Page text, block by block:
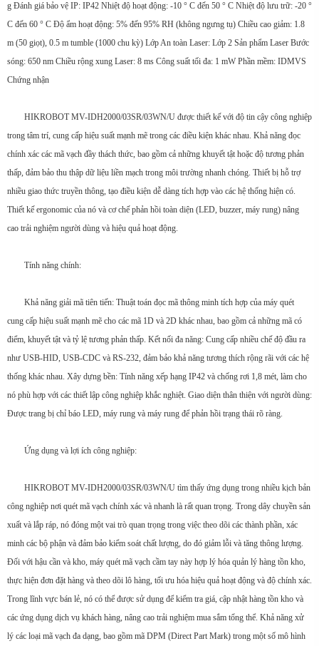
g Đánh giá bảo vệ IP: IP42 Nhiệt độ hoạt động: -10 ° C đến 50 ° C Nhiệt độ lưu trữ: -20 °
C đến 60 ° C Độ ẩm hoạt động: 5% đến 95% RH (không ngưng tụ) Chiều cao giảm: 1.8
m (50 giọt), 0.5 m tumble (1000 chu kỳ) Lớp An toàn Laser: Lớp 2 Sản phẩm Laser Bước
sóng: 650 nm Chiều rộng xung Laser: 8 ms Công suất tối đa: 1 mW Phần mềm: IDMVS
Chứng nhận
HIKROBOT MV-IDH2000/03SR/03WN/U được thiết kế với độ tin cậy công nghiệp
trong tâm trí, cung cấp hiệu suất mạnh mẽ trong các điều kiện khác nhau. Khả năng đọc
chính xác các mã vạch đầy thách thức, bao gồm cả những khuyết tật hoặc độ tương phản
thấp, đảm bảo thu thập dữ liệu liền mạch trong môi trường nhanh chóng. Thiết bị hỗ trợ
nhiều giao thức truyền thông, tạo điều kiện dễ dàng tích hợp vào các hệ thống hiện có.
Thiết kế ergonomic của nó và cơ chế phản hồi toàn diện (LED, buzzer, máy rung) nâng
cao trải nghiệm người dùng và hiệu quả hoạt động.
Tính năng chính:
Khả năng giải mã tiên tiến: Thuật toán đọc mã thông minh tích hợp của máy quét
cung cấp hiệu suất mạnh mẽ cho các mã 1D và 2D khác nhau, bao gồm cả những mã có
điểm, khuyết tật và tỷ lệ tương phản thấp. Kết nối đa năng: Cung cấp nhiều chế độ đầu ra
như USB-HID, USB-CDC và RS-232, đảm bảo khả năng tương thích rộng rãi với các hệ
thống khác nhau. Xây dựng bền: Tính năng xếp hạng IP42 và chống rơi 1,8 mét, làm cho
nó phù hợp với các thiết lập công nghiệp khắc nghiệt. Giao diện thân thiện với người dùng:
Được trang bị chỉ báo LED, máy rung và máy rung để phản hồi trạng thái rõ ràng.
Ứng dụng và lợi ích công nghiệp:
HIKROBOT MV-IDH2000/03SR/03WN/U tìm thấy ứng dụng trong nhiều kịch bản
công nghiệp nơi quét mã vạch chính xác và nhanh là rất quan trọng. Trong dây chuyền sản
xuất và lắp ráp, nó đóng một vai trò quan trọng trong việc theo dõi các thành phần, xác
minh các bộ phận và đảm bảo kiểm soát chất lượng, do đó giảm lỗi và tăng thông lượng.
Đối với hậu cần và kho, máy quét mã vạch cầm tay này hợp lý hóa quản lý hàng tồn kho,
thực hiện đơn đặt hàng và theo dõi lô hàng, tối ưu hóa hiệu quả hoạt động và độ chính xác.
Trong lĩnh vực bán lẻ, nó có thể được sử dụng để kiểm tra giá, cập nhật hàng tồn kho và
các ứng dụng dịch vụ khách hàng, nâng cao trải nghiệm mua sắm tổng thể. Khả năng xử
lý các loại mã vạch đa dạng, bao gồm mã DPM (Direct Part Mark) trong một số mô hình